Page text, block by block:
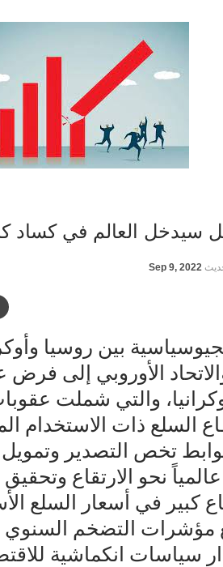
سيدخل العالم في كساد
Sep 9, 2022
بين روسيا
والاتحاد الأوروبي إلى
والتي شملت
السلع ذات الاستخدام
تخص التصدير وتمويل
عالمياً نحو الارتقاع
كبير في أسعار السلع
مؤشرات التضخم السنوي
سياسات انكماشية